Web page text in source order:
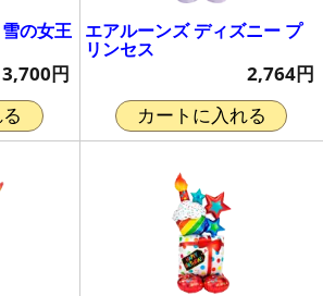
の女王
3,700円
エアルーンズ ディズニー プ
リンセス
2,764円
カートに入れる